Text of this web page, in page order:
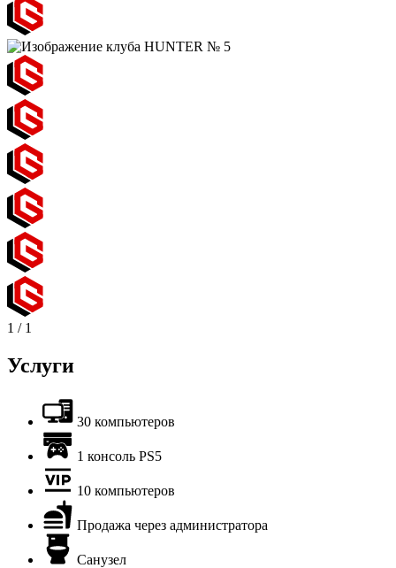
1 / 1
Услуги
30 компьютеров
1 консоль PS5
10 компьютеров
Продажа через администратора
Санузел